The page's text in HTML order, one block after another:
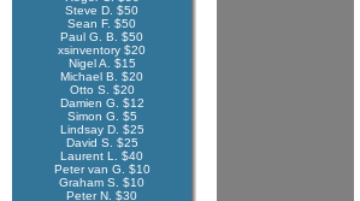
Steve D. $50
Sean F. $50
Paul G. B. $50
xsinventory $20
Nigel A. $15
Michael B. $20
Otto S. $20
Damien G. $12
Simon G. $5
Lindsay D. $25
David S. $25
Laurent L. $40
Peter van G. $10
Graham S. $10
Peter N. $30